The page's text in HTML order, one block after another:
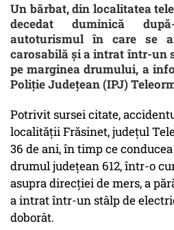
Un bărbat, din localitatea
decedat duminică
autoturismul în care se
carosabilă şi a intrat într-un
pe marginea drumului, a
Poliţie Judeţean (IPJ)
Potrivit sursei citate,
localităţii Frăsinet, judeţul
36 de ani, în timp ce
drumul judeţean 612, într-o
asupra direcţiei de mers, a
a intrat într-un stâlp de
doborât.